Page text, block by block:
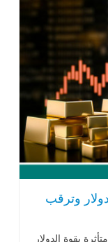
وترقب
بقوة الدولار